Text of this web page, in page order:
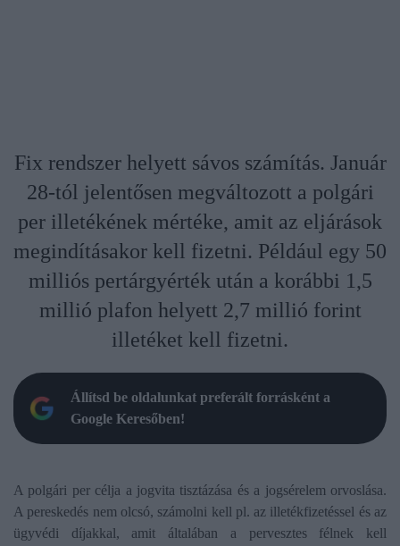
Fix rendszer helyett sávos számítás. Január
28-tól jelentősen megváltozott a polgári
per illetékének mértéke, amit az eljárások
megindításakor kell fizetni. Például egy 50
milliós pertárgyérték után a korábbi 1,5
millió plafon helyett 2,7 millió forint
illetéket kell fizetni.
Állítsd be oldalunkat preferált forrásként a
Google Keresőben!
A polgári per célja a jogvita tisztázása és a jogsérelem orvoslása.
A pereskedés nem olcsó, számolni kell pl. az illetékfizetéssel és az
ügyvédi díjakkal, amit általában a pervesztes félnek kell